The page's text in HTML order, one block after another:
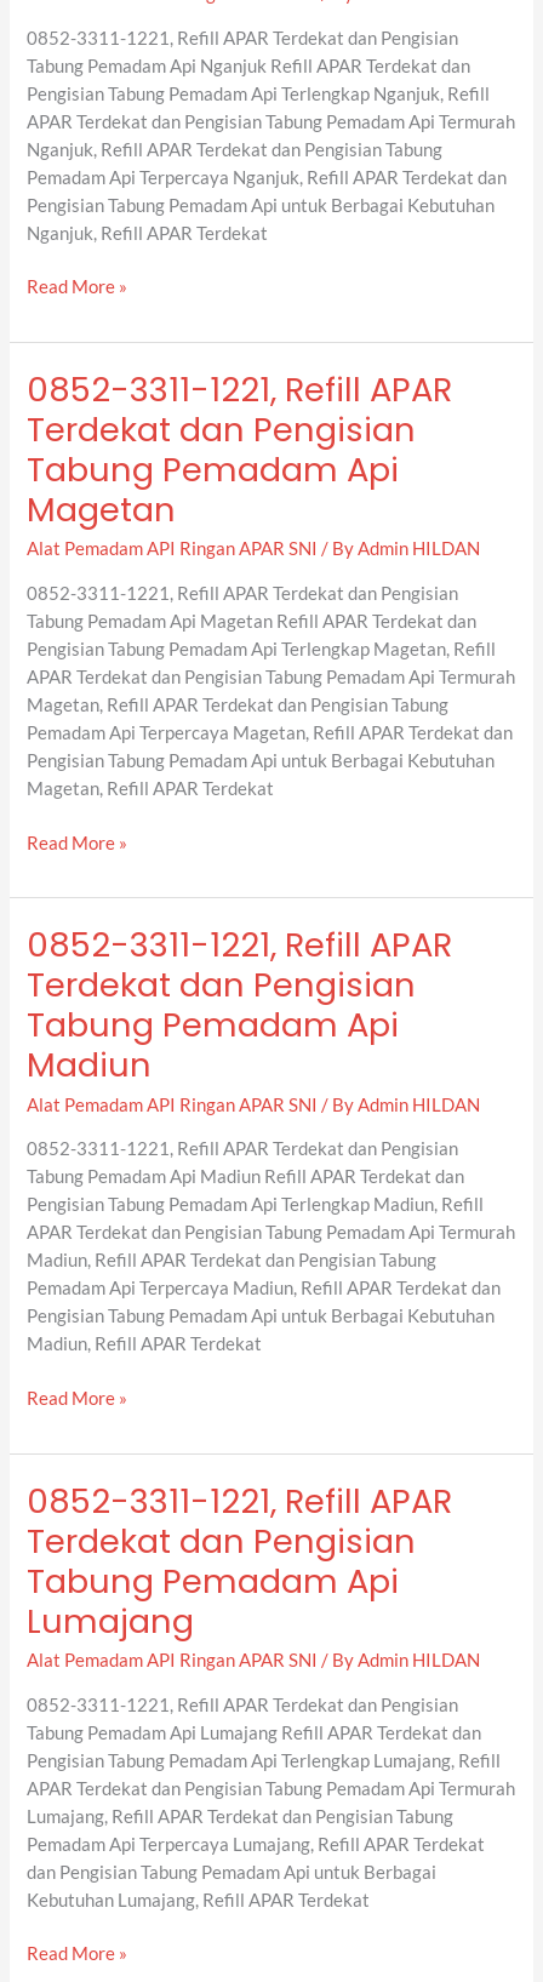
0852-3311-1221, Refill APAR Terdekat dan Pengisian
Tabung Pemadam Api Nganjuk Refill APAR Terdekat dan
Pengisian Tabung Pemadam Api Terlengkap Nganjuk, Refill
APAR Terdekat dan Pengisian Tabung Pemadam Api Termurah
Nganjuk, Refill APAR Terdekat dan Pengisian Tabung
Pemadam Api Terpercaya Nganjuk, Refill APAR Terdekat dan
Pengisian Tabung Pemadam Api untuk Berbagai Kebutuhan
Nganjuk, Refill APAR Terdekat
Tabung
Pemadam
Api
Nganjuk
Read More »
0852-3311-1221, Refill APAR
Terdekat dan Pengisian
Tabung Pemadam Api
Magetan
Alat Pemadam API Ringan APAR SNI / ByAdmin HILDAN
0852-3311-1221, Refill APAR Terdekat dan Pengisian
Tabung Pemadam Api Magetan Refill APAR Terdekat dan
Pengisian Tabung Pemadam Api Terlengkap Magetan, Refill
APAR Terdekat dan Pengisian Tabung Pemadam Api Termurah
Magetan, Refill APAR Terdekat dan Pengisian Tabung
Pemadam Api Terpercaya Magetan, Refill APAR Terdekat dan
Pengisian Tabung Pemadam Api untuk Berbagai Kebutuhan
Magetan, Refill APAR Terdekat
0852-
1221,
Refill
APAR
Terdekat
dan
Tabung
Pemadam
Api
Magetan
Read More »
0852-3311-1221, Refill APAR
Terdekat dan Pengisian
Tabung Pemadam Api
Madiun
Alat Pemadam API Ringan APAR SNI / ByAdmin HILDAN
0852-3311-1221, Refill APAR Terdekat dan Pengisian
Tabung Pemadam Api Madiun Refill APAR Terdekat dan
Pengisian Tabung Pemadam Api Terlengkap Madiun, Refill
APAR Terdekat dan Pengisian Tabung Pemadam Api Termurah
Madiun, Refill APAR Terdekat dan Pengisian Tabung
Pemadam Api Terpercaya Madiun, Refill APAR Terdekat dan
Pengisian Tabung Pemadam Api untuk Berbagai Kebutuhan
Madiun, Refill APAR Terdekat
0852-
1221,
Refill
APAR
Terdekat
dan
Tabung
Pemadam
Api
Madiun
Read More »
0852-3311-1221, Refill APAR
Terdekat dan Pengisian
Tabung Pemadam Api
Lumajang
Alat Pemadam API Ringan APAR SNI / ByAdmin HILDAN
0852-3311-1221, Refill APAR Terdekat dan Pengisian
Tabung Pemadam Api Lumajang Refill APAR Terdekat dan
Pengisian Tabung Pemadam Api Terlengkap Lumajang, Refill
APAR Terdekat dan Pengisian Tabung Pemadam Api Termurah
Lumajang, Refill APAR Terdekat dan Pengisian Tabung
Pemadam Api Terpercaya Lumajang, Refill APAR Terdekat
dan Pengisian Tabung Pemadam Api untuk Berbagai
Kebutuhan Lumajang, Refill APAR Terdekat
0852-
1221,
Refill
APAR
Terdekat
dan
Tabung
Pemadam
Api
Lumajang
Read More »